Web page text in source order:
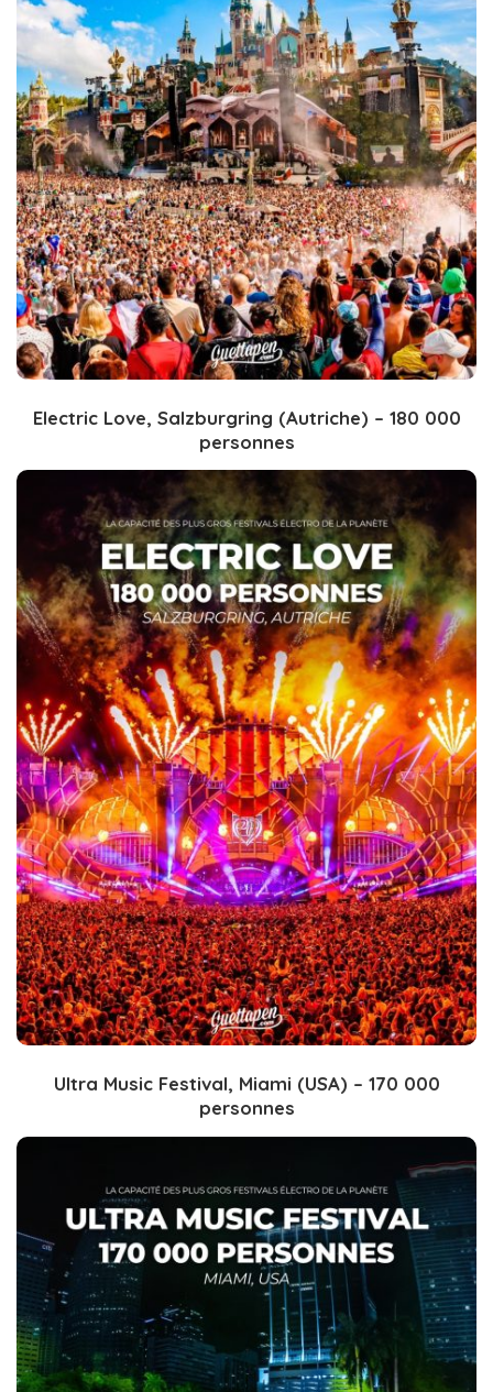
Electric Love, Salzburgring (Autriche) – 180 000
personnes
Ultra Music Festival, Miami (USA) – 170 000
personnes